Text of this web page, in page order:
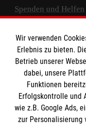
Spenden und Helfen
Empfänger:
IBAN: DE10 3706
BIC: GENODED
Wir verwenden
Erlebnis zu bieten.
Betrieb unserer
dabei, unsere
Funktionen
Erfolgskontrolle und
wie z.B. Google Ads,
zur Personalisierung